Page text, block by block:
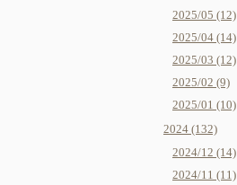
2025/05 (12)
2025/04 (14)
2025/03 (12)
2025/02 (9)
2025/01 (10)
2024 (132)
2024/12 (14)
2024/11 (11)